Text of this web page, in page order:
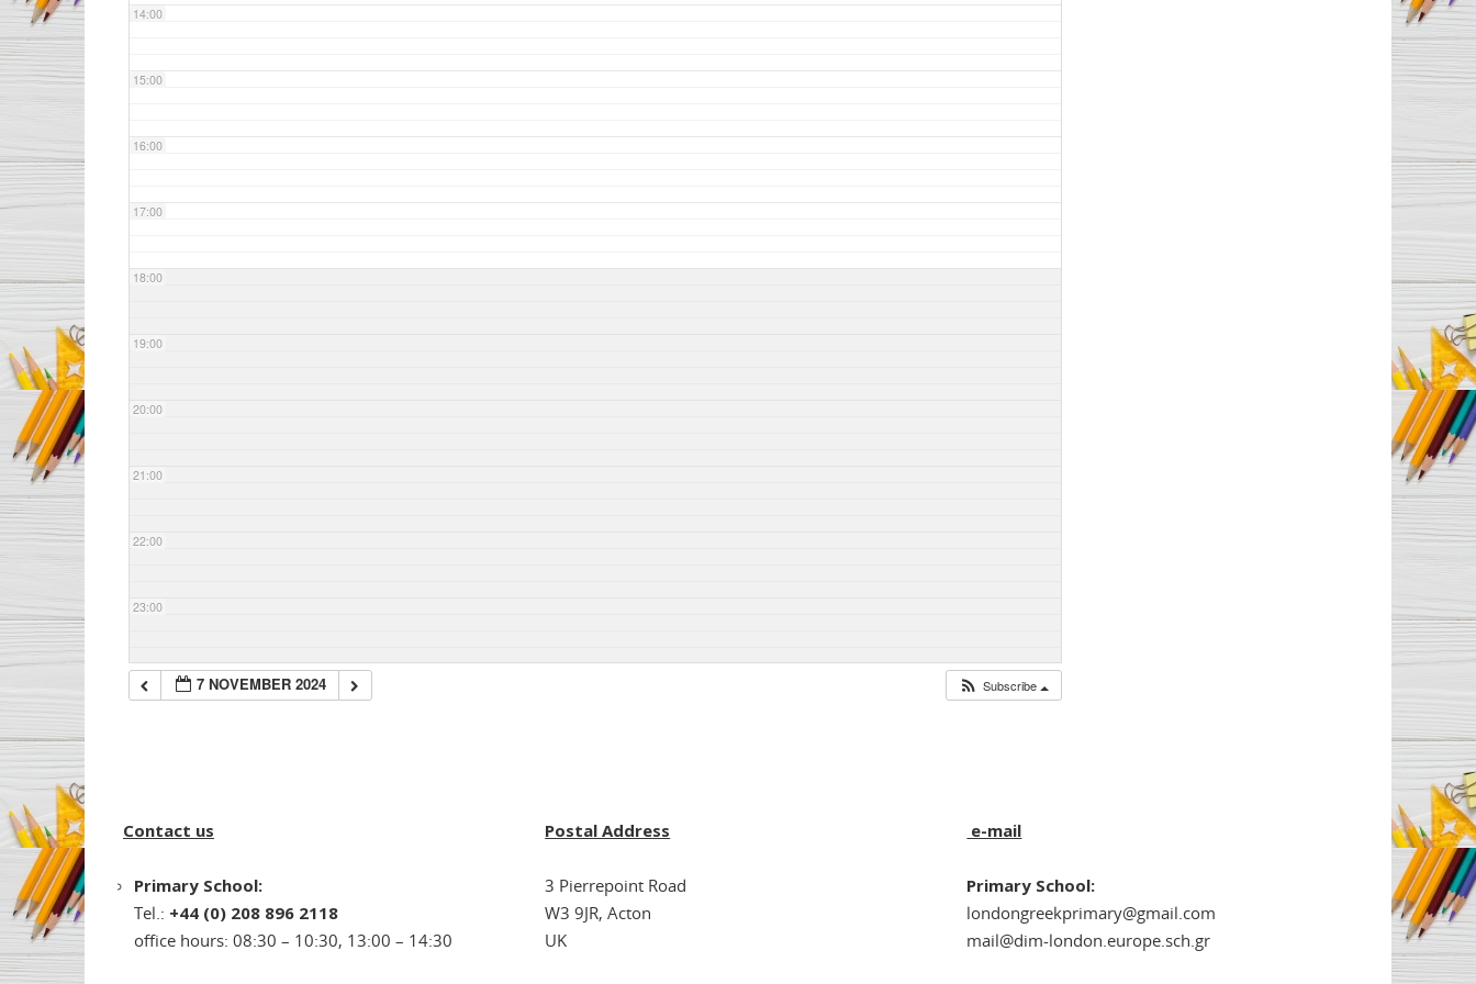
14:00
15:00
16:00
17:00
18:00
19:00
20:00
21:00
22:00
23:00
7 NOVEMBER 2024 Subscribe
Contact us
Primary School:
Tel.: +44 (0) 208 896 2118
office hours: 08:30 – 10:30, 13:00 – 14:30
Postal Address
3 Pierrepoint Road
W3 9JR, Acton
UK
e-mail
Primary School:
londongreekprimary@gmail.com
mail@dim-london.europe.sch.gr